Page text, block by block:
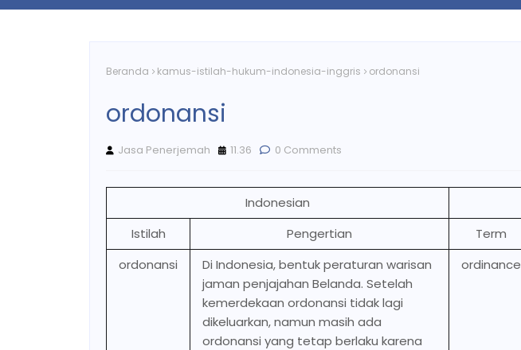
Beranda kamus-istilah-hukum-indonesia-inggris ordonansi
ordonansi
Jasa Penerjemah 11.36 0 Comments
Indonesian
Istilah
Pengertian Term
ordonansi
Di Indonesia, bentuk peraturan warisan
jaman penjajahan Belanda. Setelah
kemerdekaan ordonansi tidak lagi
dikeluarkan, namun masih ada
ordonansi yang tetap berlaku karena
ordinance